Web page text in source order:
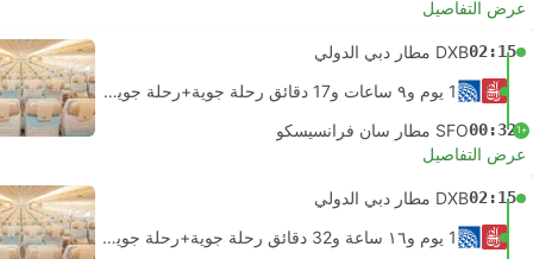
عرض التفاصيل
02:15DXB مطار دبي الدولي
1 يوم و٩ ساعات و‫17 دقائق رحلة جوية+رحلة جوية. الاتصال الذاتي
+1
00:32SFO مطار سان فرانسيسكو
عرض التفاصيل
02:15DXB مطار دبي الدولي
1 يوم و١٦ ساعة و‫32 دقائق رحلة جوية+رحلة جوية. الاتصال الذاتي